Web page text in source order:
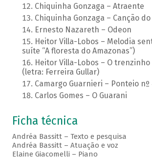
Chiquinha Gonzaga – Atraente
Chiquinha Gonzaga – Canção
Ernesto Nazareth – Odeon
Heitor Villa-Lobos – Melodia
suíte “A floresta do Amazonas”)
Heitor Villa-Lobos – O
(letra: Ferreira Gullar)
Camargo Guarnieri – Ponteio nº
Carlos Gomes – O Guarani
Ficha técnica
Andréa Bassitt – Texto e pesquisa
Andréa Bassitt – Atuação e voz
Elaine Giacomelli – Piano